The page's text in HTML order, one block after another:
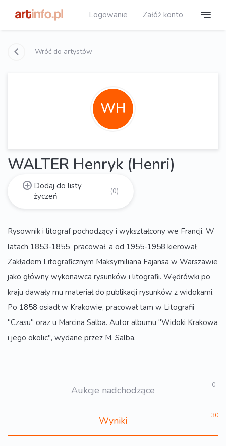
Logowanie Załóż konto
Wróć do artystów
WH
WALTER Henryk (Henri)
Dodaj do listy
życzeń
(0)
Rysownik i litograf pochodzący i wykształcony we Francji. W
latach 1853-1855 pracował, a od 1955-1958 kierował
Zakładem Litograficznym Maksymiliana Fajansa w Warszawie
jako główny wykonawca rysunków i litografii. Wędrówki po
kraju dawały mu materiał do publikacji rysunków z widokami.
Po 1858 osiadł w Krakowie, pracował tam w Litografii
"Czasu" oraz u Marcina Salba. Autor albumu "Widoki Krakowa
i jego okolic", wydane przez M. Salba.
Aukcje nadchodzące 0
Wyniki 30